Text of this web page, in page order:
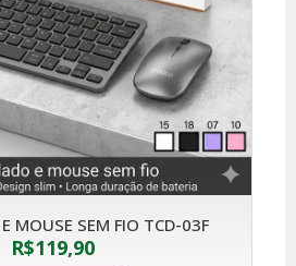
MOUSE SEM FIO TCD-03F
R$119,90